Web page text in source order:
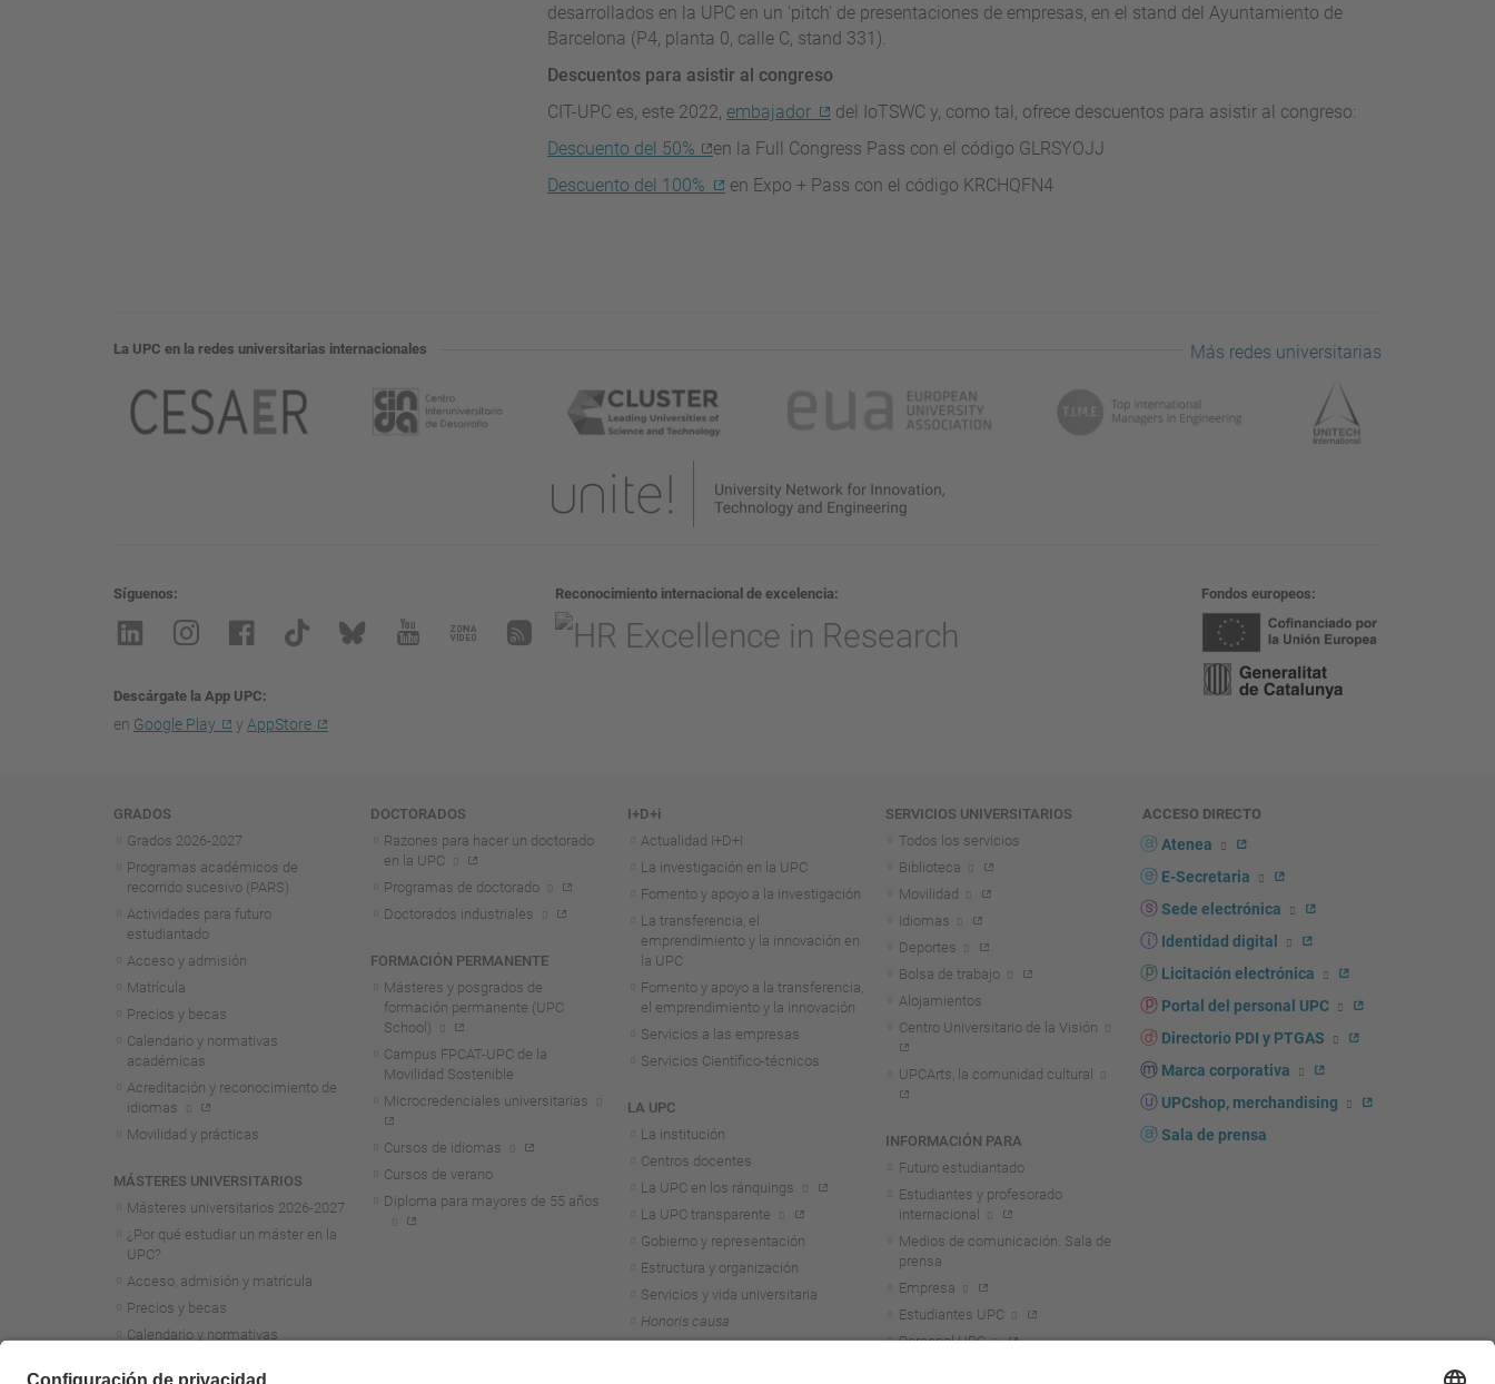
desarrollados en la UPC en un 'pitch' de presentaciones de empresas, en el stand del Ayuntamiento de
Barcelona (P4, planta 0, calle C, stand 331).
Descuentos para asistir al congreso
CIT-UPC es, este 2022, embajador
del IoTSWC y, como tal, ofrece descuentos para asistir al congreso:
Descuento del 50%
en la Full Congress Pass con el código GLRSYOJJ
Descuento del 100%
en Expo + Pass con el código KRCHQFN4
La UPC en la redes universitarias internacionales Más redes universitarias
Síguenos
Descárgate la App UPC
en Google Play y AppStore
Reconocimiento internacional de excelencia Fondos europeos
Navegación
GRADOS
Grados 2026-2027
Programas académicos de
recorrido sucesivo (PARS)
Actividades para futuro
estudiantado
Acceso y admisión
Matrícula
Precios y becas
Calendario y normativas
académicas
Acreditación y reconocimiento de
idiomas
Movilidad y prácticas
MÁSTERES UNIVERSITARIOS
Másteres universitarios 2026-2027
¿Por qué estudiar un máster en la
UPC?
Acceso, admisión y matrícula
Precios y becas
Calendario y normativas
DOCTORADOS
Razones para hacer un doctorado
en la UPC
Programas de doctorado
Doctorados industriales
FORMACIÓN PERMANENTE
Másteres y posgrados de
formación permanente (UPC
School)
Campus FPCAT-UPC de la
Movilidad Sostenible
Microcredenciales universitarias
Cursos de idiomas
Cursos de verano
Diploma para mayores de 55 años
I+D+i
Actualidad I+D+I
La investigación en la UPC
Fomento y apoyo a la investigación
La transferencia, el
emprendimiento y la innovación en
la UPC
Fomento y apoyo a la transferencia,
el emprendimiento y la innovación
Servicios a las empresas
Servicios Científico-técnicos
LA UPC
La institución
Centros docentes
La UPC en los ránquings
La UPC transparente
Gobierno y representación
Estructura y organización
Servicios y vida universitaria
Honoris causa
SERVICIOS UNIVERSITARIOS
Todos los servicios
Biblioteca
Movilidad
Idiomas
Deportes
Bolsa de trabajo
Alojamientos
Centro Universitario de la Visión
UPCArts, la comunidad cultural
INFORMACIÓN PARA
Futuro estudiantado
Estudiantes y profesorado
internacional
Medios de comunicación. Sala de
prensa
Empresa
Estudiantes UPC
Personal UPC
ACCESO DIRECTO
Atenea
E-Secretaria
Sede electrónica
Identidad digital
Licitación electrónica
Portal del personal UPC
Directorio PDI y PTGAS
Marca corporativa
UPCshop, merchandising
Sala de prensa